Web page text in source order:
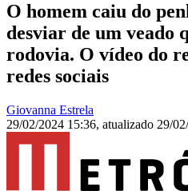
O homem caiu do
desviar de um veado
rodovia. O vídeo do
redes sociais
Giovanna Estrela
29/02/2024 15:36, atualizado 29/